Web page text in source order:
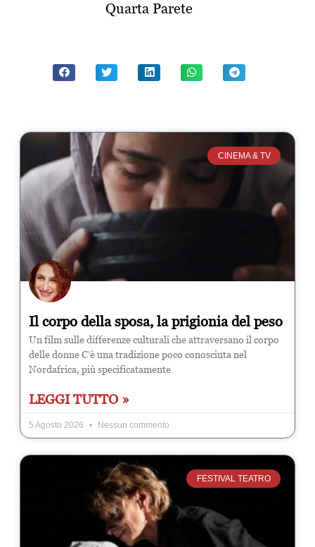
Quarta Parete
CINEMA & TV
Il corpo della sposa, la prigionia del peso
Un film sulle differenze culturali che attraversano il corpo
delle donne C’è una tradizione poco conosciuta nel
Nordafrica, più specificatamente
LEGGI TUTTO »
5 Agosto 2026 Nessun commento
FESTIVAL TEATRO